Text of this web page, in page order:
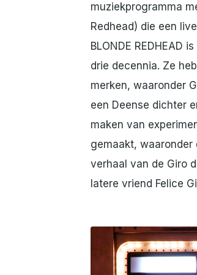
muziekprogramma
Redhead) die een
BLONDE REDHEAD
drie decennia. Ze
merken, waaronder
een Deense dichter
maken van
gemaakt, waaronder
verhaal van de Giro
latere vriend Felice